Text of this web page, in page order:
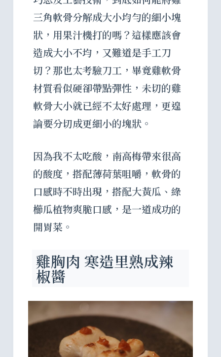
三角軟骨分解成大小均勻的細小塊
狀，用果汁機打的嗎？這樣應該會
造成大小不均，又難道是手工刀
切？那也太考驗刀工，畢竟雞軟骨
材質看似硬卻帶點彈性，未切的雞
軟骨大小就已經不太好處理，更遑
論要分切成更細小的塊狀。
因為我不太吃酸，南高梅帶來很高
的酸度，搭配薄荷葉咀嚼，軟骨的
口感時不時出現，搭配大黃瓜、綠
櫛瓜植物爽脆口感，是一道成功的
開胃菜。
雞胸肉 寒造里熟成辣
椒醬